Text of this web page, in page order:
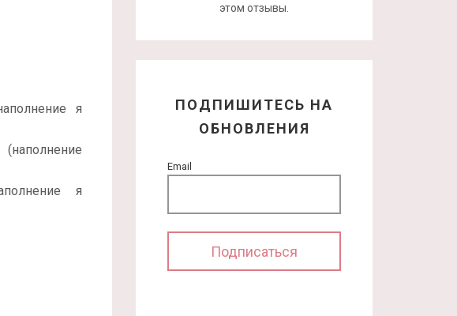
я
(наполнение
я
этом отзывы.
ПОДПИШИТЕСЬ НА
ОБНОВЛЕНИЯ
Email